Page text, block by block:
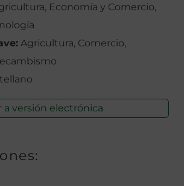
Economía y Comercio,
Agricultura, Comercio,
a versión electrónica